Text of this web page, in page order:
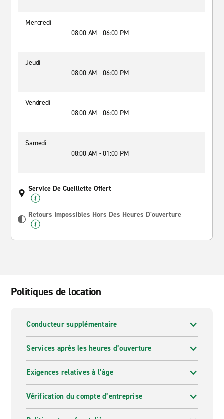
Mercredi
08:00 AM - 06:00 PM
Jeudi
08:00 AM - 06:00 PM
Vendredi
08:00 AM - 06:00 PM
Samedi
08:00 AM - 01:00 PM
Service De Cueillette Offert
Retours Impossibles Hors Des Heures D'ouverture
Politiques de location
Conducteur supplémentaire
Services après les heures d’ouverture
Exigences relatives à l’âge
Vérification du compte d’entreprise